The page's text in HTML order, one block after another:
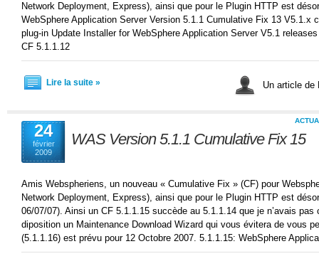
Network Deployment, Express), ainsi que pour le Plugin HTTP est
WebSphere Application Server Version 5.1.1 Cumulative Fix 13 V5.1.x
plug-in Update Installer for WebSphere Application Server V5.1
CF 5.1.1.12
Lire la suite » Un article
24
février
2009
WAS Version 5.1.1 Cumulative Fix 15
Amis Webspheriens, un nouveau « Cumulative Fix » (CF) pour
Network Deployment, Express), ainsi que pour le Plugin HTTP est
06/07/07). Ainsi un CF 5.1.1.15 succède au 5.1.1.14 que je n’avais
diposition un Maintenance Download Wizard qui vous évitera de vous
(5.1.1.16) est prévu pour 12 Octobre 2007. 5.1.1.15: WebSphere